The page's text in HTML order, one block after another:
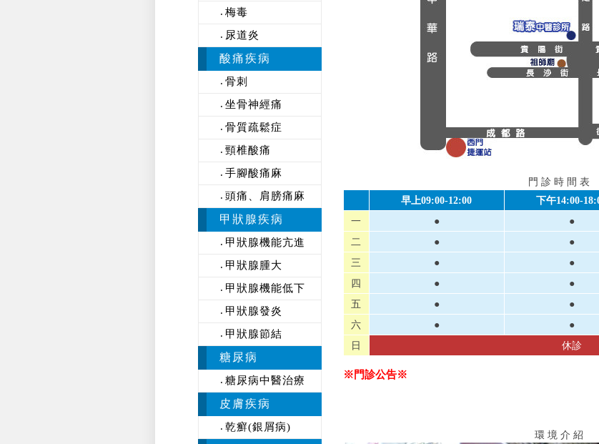
梅毒
尿道炎
酸痛疾病
骨刺
坐骨神經痛
骨質疏鬆症
頸椎酸痛
手腳酸痛麻
頭痛、肩膀痛麻
甲狀腺疾病
甲狀腺機能亢進
甲狀腺腫大
甲狀腺機能低下
甲狀腺發炎
甲狀腺節結
糖尿病
糖尿病中醫治療
皮膚疾病
乾癬(銀屑病)
門 診 時 間 表
早上09:00-12:00
下午14:00-
一 ● ●
二 ● ●
三 ● ●
四 ● ●
五 ● ●
六 ● ●
日 休診
※門診公告※
環 境 介 紹